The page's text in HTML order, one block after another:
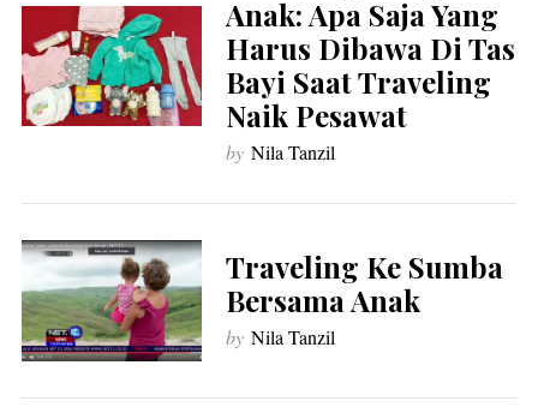
Anak: Apa Saja Yang
Harus Dibawa Di Tas
Bayi Saat Traveling
Naik Pesawat
by Nila Tanzil
Traveling Ke Sumba
Bersama Anak
by Nila Tanzil